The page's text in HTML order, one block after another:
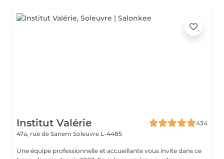
Institut Valérie
434
47a, rue de Sanem Soleuvre L-4485
Une équipe professionnelle et accueillante vous invite dans ce